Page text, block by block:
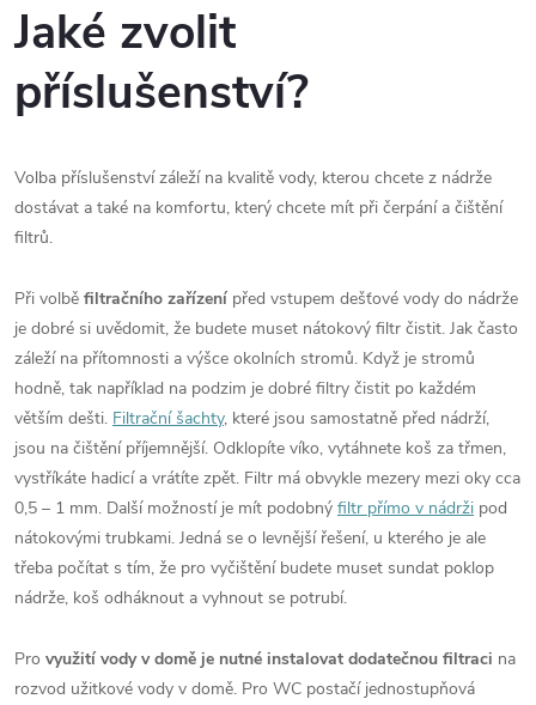
Jaké zvolit
příslušenství?
Volba příslušenství záleží na kvalitě vody, kterou chcete z nádrže
dostávat a také na komfortu, který chcete mít při čerpání a čištění
filtrů.
Při volbě filtračního zařízení před vstupem dešťové vody do nádrže
je dobré si uvědomit, že budete muset nátokový filtr čistit. Jak často
záleží na přítomnosti a výšce okolních stromů. Když je stromů
hodně, tak například na podzim je dobré filtry čistit po každém
větším dešti. Filtrační šachty, které jsou samostatně před nádrží,
jsou na čištění příjemnější. Odklopíte víko, vytáhnete koš za třmen,
vystříkáte hadicí a vrátíte zpět. Filtr má obvykle mezery mezi oky cca
0,5 – 1 mm. Další možností je mít podobný filtr přímo v nádrži pod
nátokovými trubkami. Jedná se o levnější řešení, u kterého je ale
třeba počítat s tím, že pro vyčištění budete muset sundat poklop
nádrže, koš odháknout a vyhnout se potrubí.
Pro využití vody v domě je nutné instalovat dodatečnou filtraci na
rozvod užitkové vody v domě. Pro WC postačí jednostupňová